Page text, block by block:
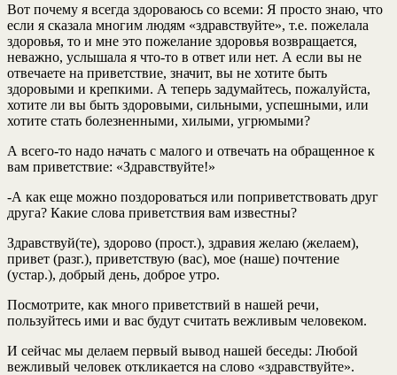
Вот почему я всегда здороваюсь со всеми: Я просто знаю, что
если я сказала многим людям «здравствуйте», т.е. пожелала
здоровья, то и мне это пожелание здоровья возвращается,
неважно, услышала я что-то в ответ или нет. А если вы не
отвечаете на приветствие, значит, вы не хотите быть
здоровыми и крепкими. А теперь задумайтесь, пожалуйста,
хотите ли вы быть здоровыми, сильными, успешными, или
хотите стать болезненными, хилыми, угрюмыми?
А всего-то надо начать с малого и отвечать на обращенное к
вам приветствие: «Здравствуйте!»
-А как еще можно поздороваться или поприветствовать друг
друга? Какие слова приветствия вам известны?
Здравствуй(те), здорово (прост.), здравия желаю (желаем),
привет (разг.), приветствую (вас), мое (наше) почтение
(устар.), добрый день, доброе утро.
Посмотрите, как много приветствий в нашей речи,
пользуйтесь ими и вас будут считать вежливым человеком.
И сейчас мы делаем первый вывод нашей беседы: Любой
вежливый человек откликается на слово «здравствуйте».